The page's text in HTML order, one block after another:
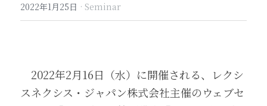
2022年1月25日 · Seminar
2022年2月16日（水）に開催される、レクシ
スネクシス・ジャパン株式会社主催のウェブセ